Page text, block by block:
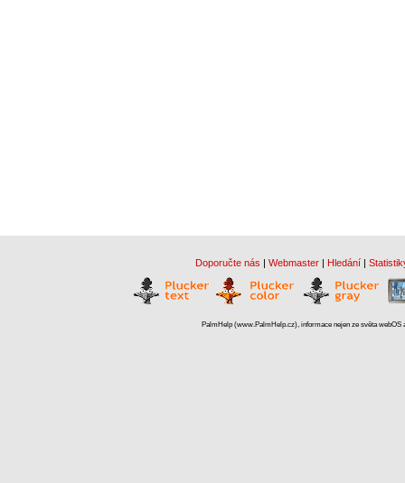
Doporučte nás | Webmaster | Hledání |
PalmHelp (www.PalmHelp.cz), informace nejen ze světa